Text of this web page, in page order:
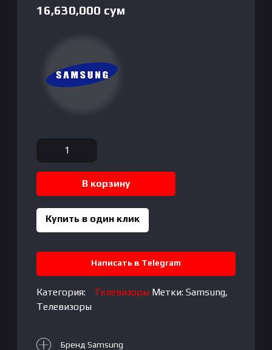
16,630,000 сум
Количество
товара
Телевизор
VA|
75"|
3840x2160
В корзину
Купить в один клик
Написать в Telegram
Категория: Телевизоры Метки:Samsung,
Телевизоры
Бренд Samsung